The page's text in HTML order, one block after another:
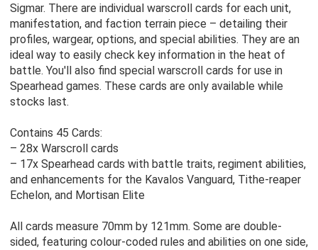
Sigmar. There are individual warscroll cards for each unit,
manifestation, and faction terrain piece – detailing their
profiles, wargear, options, and special abilities. They are an
ideal way to easily check key information in the heat of
battle. You'll also find special warscroll cards for use in
Spearhead games. These cards are only available while
stocks last.
Contains 45 Cards:
– 28x Warscroll cards
– 17x Spearhead cards with battle traits, regiment abilities,
and enhancements for the Kavalos Vanguard, Tithe-reaper
Echelon, and Mortisan Elite
All cards measure 70mm by 121mm. Some are double-
sided, featuring colour-coded rules and abilities on one side,